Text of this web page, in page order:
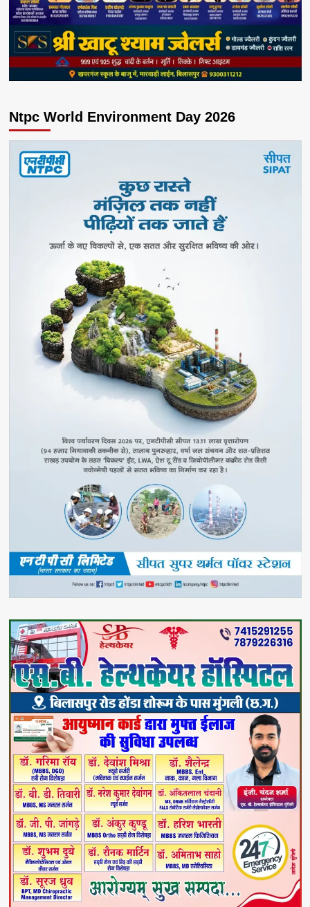
Ntpc World Environment Day 2026